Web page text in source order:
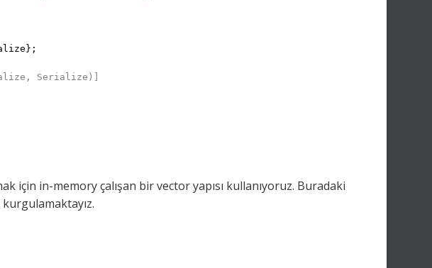
Serialize)]
için in-memory çalışan bir vector yapısı kullanıyoruz. Buradaki